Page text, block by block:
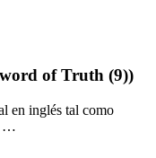
of Truth (9))
en inglés tal como
…